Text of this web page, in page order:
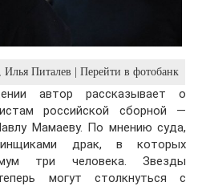
Питалев | Перейти в фотобанк
автор рассказывает о
российской сборной —
Мамаеву. По мнению суда,
драк, в которых
три человека. Звезды
могут столкнуться с